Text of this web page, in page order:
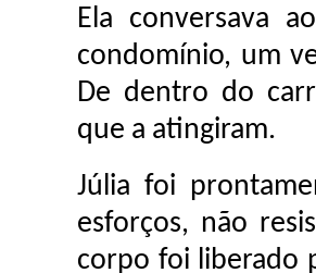
Ela conversava
condomínio, um
De dentro do
que a atingiram.
Júlia foi
esforços, não
corpo foi liberado